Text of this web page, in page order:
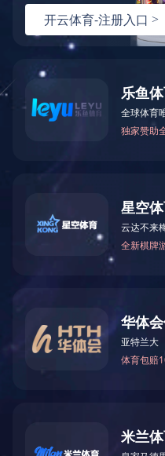
铝合金
Copyright ? 2018 华体会官方
浙ICP
浙公网安